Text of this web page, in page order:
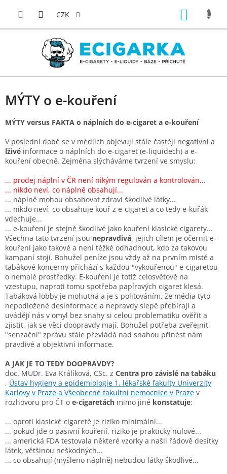
CZK
MÝTY o e-kouření
MÝTY versus FAKTA o náplních do e-cigaret a e-kouření
V poslední době se v médiích objevují stále častěji negativní a
lživé informace o náplních do e-cigaret (e-liquidech) a e-
kouření obecně. Zejména slýcháváme tvrzení ve smyslu:
... prodej náplní v ČR není nikým regulován a kontrolován...
... nikdo neví, co náplně obsahují...
... náplně mohou obsahovat zdraví škodlivé látky...
... nikdo neví, co obsahuje kouř z e-cigaret a co tedy e-kuřák
vdechuje...
... e-kouření je stejně škodlivé jako kouření klasické cigarety...
Všechna tato tvrzení jsou nepravdivá, jejich cílem je očernit e-
kouření jako takové a není těžké odhadnout, kdo za takovou
kampaní stojí. Bohužel peníze jsou vždy až na prvním místě a
tabákové koncerny přichází s každou "vykouřenou" e-cigaretou
o nemalé prostředky. E-kouření je totiž celosvětově na
vzestupu, naproti tomu spotřeba papírových cigaret klesá.
Tabáková lobby je mohutná a je s politováním, že média tyto
nepodložené desinformace a nepravdy slepě přebírají a
uvádějí nás v omyl bez snahy si celou problematiku ověřit a
zjistit, jak se věci doopravdy mají. Bohužel potřeba zveřejnit
"senzační" zprávu stále převládá nad snahou přinést nám
pravdivé a objektivní informace.
A JAK JE TO TEDY DOOPRAVDY?
doc. MUDr. Eva Králíková, CSc. z Centra pro závislé na tabáku
, Ústav hygieny a epidemiologie 1. lékařské fakulty Univerzity
Karlovy v Praze a Všeobecné fakultní nemocnice v Praze v
rozhovoru pro ČT o e-cigaretách mimo jiné konstatuje:
... oproti klasické cigaretě je riziko minimální...
... pokud jde o pasivní kouření, riziko je prakticky nulové...
... americká FDA testovala některé vzorky a našli řádově desítky
látek, většinou neškodných...
... co obsahují (myšleno náplně) nebudou látky škodlivé...